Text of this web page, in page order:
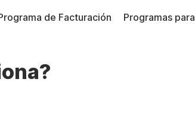
de Facturación Programas para